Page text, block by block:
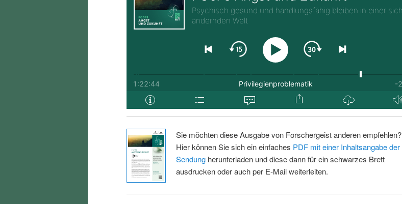
Sie möchten diese Ausgabe von Forschergeist anderen empfehlen?
Hier können Sie sich ein einfaches PDF mit einer Inhaltsangabe der
Sendungherunterladen und diese dann für ein schwarzes Brett
ausdrucken oder auch per E-Mail weiterleiten.